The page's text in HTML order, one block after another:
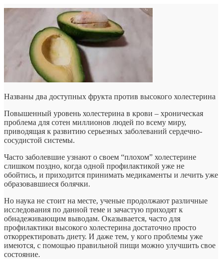
Названы два доступных фрукта против высокого холестерина
Повышенный уровень холестерина в крови – хроническая
проблема для сотен миллионов людей по всему миру,
приводящая к развитию серьезных заболеваний сердечно-
сосудистой системы.
Часто заболевшие узнают о своем “плохом” холестерине
слишком поздно, когда одной профилактикой уже не
обойтись, и приходится принимать медикаменты и лечить уже
образовавшиеся болячки.
Но наука не стоит на месте, ученые продолжают различные
исследования по данной теме и зачастую приходят к
обнадеживающим выводам. Оказывается, часто для
профилактики высокого холестерина достаточно просто
откорректировать диету. И даже тем, у кого проблемы уже
имеются, с помощью правильной пищи можно улучшить свое
состояние.